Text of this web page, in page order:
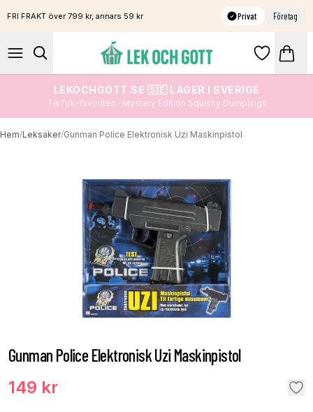
FRI FRAKT över 799 kr, annars 59 kr Privat Företag
LEKOCHGOTT.SE 🇸🇪 LAGER I SVERIGE
TikTok-favoriten -Mystery Edition Squishy Dumplings
Hem/Leksaker/Gunman Police Elektronisk Uzi Maskinpistol
Gunman Police Elektronisk Uzi Maskinpistol
149 kr